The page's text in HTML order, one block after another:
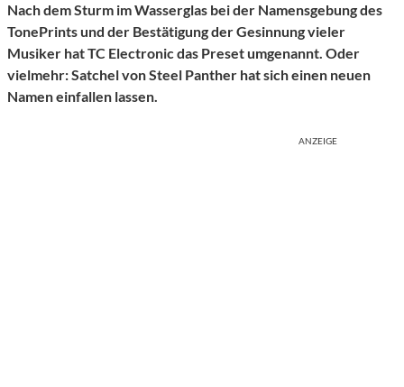
Nach dem Sturm im Wasserglas bei der Namensgebung des
TonePrints und der Bestätigung der Gesinnung vieler
Musiker hat TC Electronic das Preset umgenannt. Oder
vielmehr: Satchel von Steel Panther hat sich einen neuen
Namen einfallen lassen.
ANZEIGE